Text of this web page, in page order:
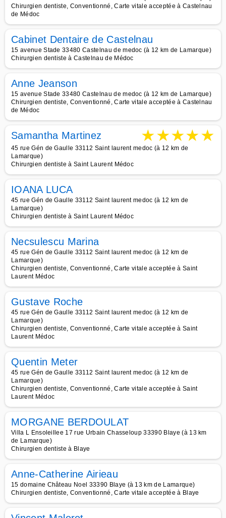
Chirurgien dentiste, Conventionné, Carte vitale acceptée à Castelnau
de Médoc
Cabinet Dentaire de Castelnau
15 avenue Stade 33480 Castelnau de medoc (à 12 km de Lamarque)
Chirurgien dentiste à Castelnau de Médoc
Anne Jeanson
15 avenue Stade 33480 Castelnau de medoc (à 12 km de Lamarque)
Chirurgien dentiste, Conventionné, Carte vitale acceptée à Castelnau
de Médoc
Samantha Martinez ★★★★★
45 rue Gén de Gaulle 33112 Saint laurent medoc (à 12 km de
Lamarque)
Chirurgien dentiste à Saint Laurent Médoc
IOANA LUCA
45 rue Gén de Gaulle 33112 Saint laurent medoc (à 12 km de
Lamarque)
Chirurgien dentiste à Saint Laurent Médoc
Necsulescu Marina
45 rue Gén de Gaulle 33112 Saint laurent medoc (à 12 km de
Lamarque)
Chirurgien dentiste, Conventionné, Carte vitale acceptée à Saint
Laurent Médoc
Gustave Roche
45 rue Gén de Gaulle 33112 Saint laurent medoc (à 12 km de
Lamarque)
Chirurgien dentiste, Conventionné, Carte vitale acceptée à Saint
Laurent Médoc
Quentin Meter
45 rue Gén de Gaulle 33112 Saint laurent medoc (à 12 km de
Lamarque)
Chirurgien dentiste, Conventionné, Carte vitale acceptée à Saint
Laurent Médoc
MORGANE BERDOULAT
Villa L Ensoleillee 17 rue Urbain Chasseloup 33390 Blaye (à 13 km
de Lamarque)
Chirurgien dentiste à Blaye
Anne-Catherine Airieau
15 domaine Château Noel 33390 Blaye (à 13 km de Lamarque)
Chirurgien dentiste, Conventionné, Carte vitale acceptée à Blaye